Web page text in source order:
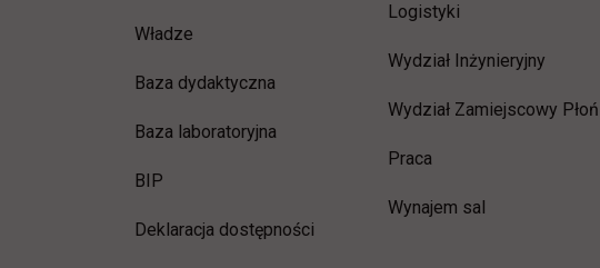
Władze
Baza dydaktyczna
Baza laboratoryjna
BIP
Deklaracja dostępności
Logistyki
Wydział Inżynieryjny
Wydział Zamiejscowy
Pracalink otwiera się w
Wynajem sal